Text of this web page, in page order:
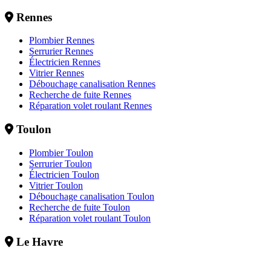
Rennes
Plombier Rennes
Serrurier Rennes
Électricien Rennes
Vitrier Rennes
Débouchage canalisation Rennes
Recherche de fuite Rennes
Réparation volet roulant Rennes
Toulon
Plombier Toulon
Serrurier Toulon
Électricien Toulon
Vitrier Toulon
Débouchage canalisation Toulon
Recherche de fuite Toulon
Réparation volet roulant Toulon
Le Havre